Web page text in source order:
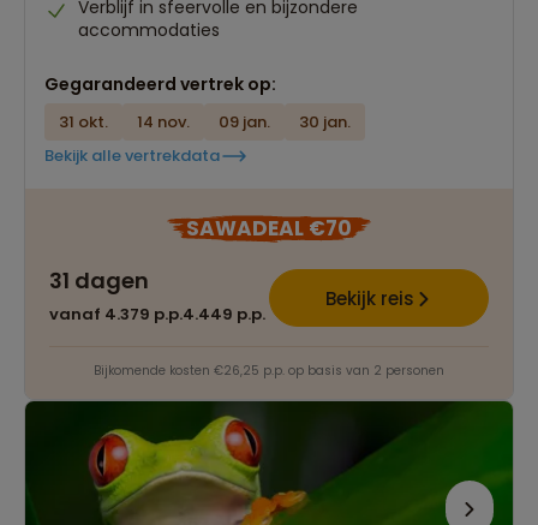
Verblijf in sfeervolle en bijzondere
accommodaties
Gegarandeerd vertrek op:
31 okt. 14 nov. 09 jan.
30 jan.
Bekijk alle vertrekdata
SAWADEAL €70
31 dagen
vanaf 4.379 p.p.4.449 p.p.
Bekijk reis
Bijkomende kosten €26,25 p.p. op basis van 2 personen